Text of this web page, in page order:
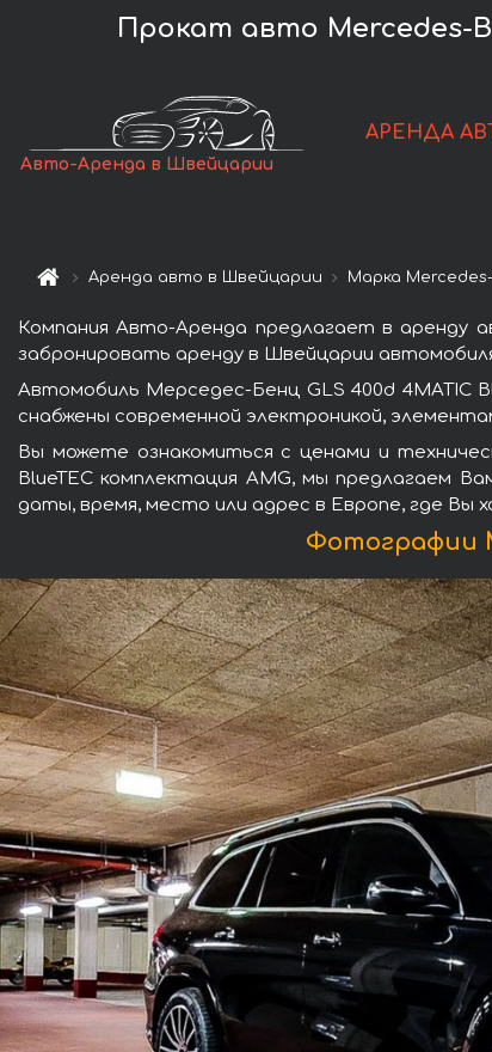
Прокат авто Mercedes-
Авто-Аренда в Швейцарии
АРЕНДА
Аренда авто в Швейцарии Марка
Компания Авто-Аренда предлагает в аренду
забронировать аренду в Швейцарии
Автомобиль Мерседес-Бенц GLS 400d 4MATIC
снабжены современной электроникой,
Вы можете ознакомиться с ценами и
BlueTEC комплектация AMG, мы предлагаем
даты, время, место или адрес в Европе, где
Фотографии